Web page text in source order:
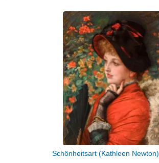
Schönheitsart (Kathleen Newton)